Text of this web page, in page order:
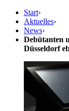
Start›
Aktuelles›
News›
Debütanten
Düsseldorf